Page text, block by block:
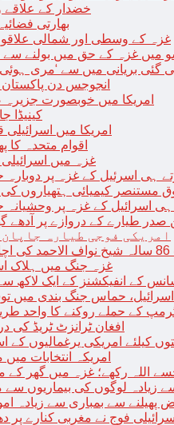
خضدار کے علاقے
بھارتی فضائیہ کا
غزہ کے وسطی اور شمالی
شو میں غزہ کے حق میں بولنے
گئی بریانی میں سے ‘مری ہوئی
انجوجس دن پاکستان
امریکا میں خوبصورت جزیرہ صرف 25 لاکھ ڈالرز میں
کینیڈا
امریکا میں
اقوام متحدہ کا
غزہ میں اسرائیلی بمباری
اسرئیل کے غزہ پر دوبارہ حملے، بچوں
مستنصر کیمیائی ہتھیاروں
کے غزہ پر وحشیانہ حملے، بچوں
طیارے کے دروازے پر آدھے
امریکی فوجی طیارہ
غزہ جنگ میں ہلاک
کے انفیکشنز کے ایک لاکھ
اسرائیل، حماس جنگ بندی میں
افغان ٹرانزٹ ٹریڈ کی درآمدی اشیا
کیلئے امریکی یرغمالیوں کے
امریکہ انتخابات
اللہ رکھے؛ غزہ میں گھر کے ملبے سے37 دن بعد
زیادہ لوگوں کی بیماریوں
پھیلنے سے بمباری سے زیادہ
اسرائیلی فوج نے مغربی کنارے پر